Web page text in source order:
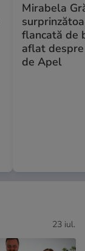
Mirabela
flancată de
aflat
de Apel
23 iul.